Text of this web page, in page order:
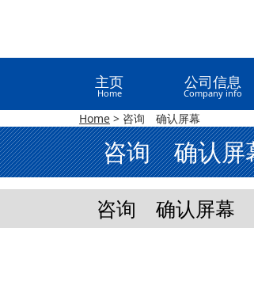
主页
Home
公司信息
Company info
Home > 咨询 确认屏幕
咨询 确认屏
咨询 确认屏幕